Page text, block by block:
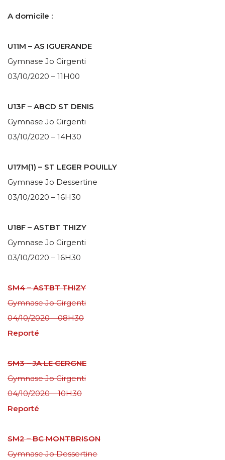
A domicile :
U11M – AS IGUERANDE
Gymnase Jo Girgenti
03/10/2020 – 11H00
U13F – ABCD ST DENIS
Gymnase Jo Girgenti
03/10/2020 – 14H30
U17M(1) – ST LEGER POUILLY
Gymnase Jo Dessertine
03/10/2020 – 16H30
U18F – ASTBT THIZY
Gymnase Jo Girgenti
03/10/2020 – 16H30
SM4 – ASTBT THIZY
Gymnase Jo Girgenti
04/10/2020 – 08H30
Reporté
SM3 – JA LE CERGNE
Gymnase Jo Girgenti
04/10/2020 – 10H30
Reporté
SM2 – BC MONTBRISON
Gymnase Jo Dessertine